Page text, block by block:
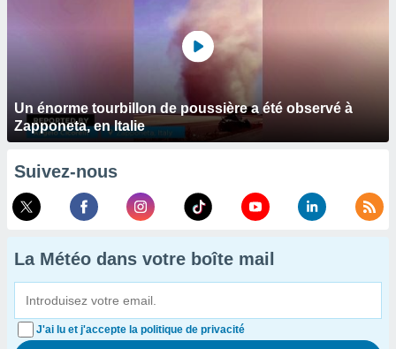
Un énorme tourbillon de poussière a été observé à
Zapponeta, en Italie
Suivez-nous
La Météo dans votre boîte mail
J'ai lu et j'accepte la politique de privacité